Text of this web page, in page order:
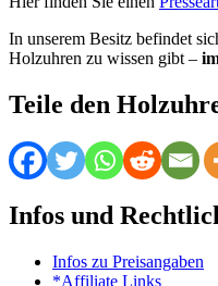
In unserem Besitz befindet
Holzuhren zu wissen gibt –
Teile den
Infos und
Infos zu Preisangaben
*Affiliate Links